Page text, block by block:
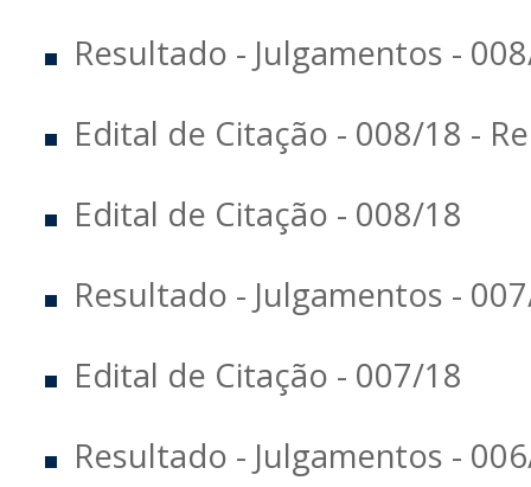
Resultado - Julgamentos -
Edital de Citação - 008/18 -
Edital de Citação - 008/18
Resultado - Julgamentos -
Edital de Citação - 007/18
Resultado - Julgamentos -